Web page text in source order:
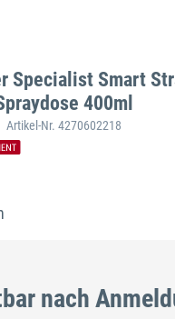
Specialist Smart
400ml
Artikel-Nr. 4270602218
nach